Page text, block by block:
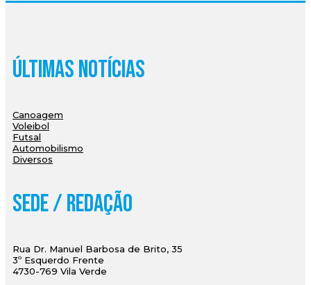
Últimas Notícias
Canoagem
Voleibol
Futsal
Automobilismo
Diversos
Sede / Redação
Rua Dr. Manuel Barbosa de Brito, 35
3º Esquerdo Frente
4730-769 Vila Verde